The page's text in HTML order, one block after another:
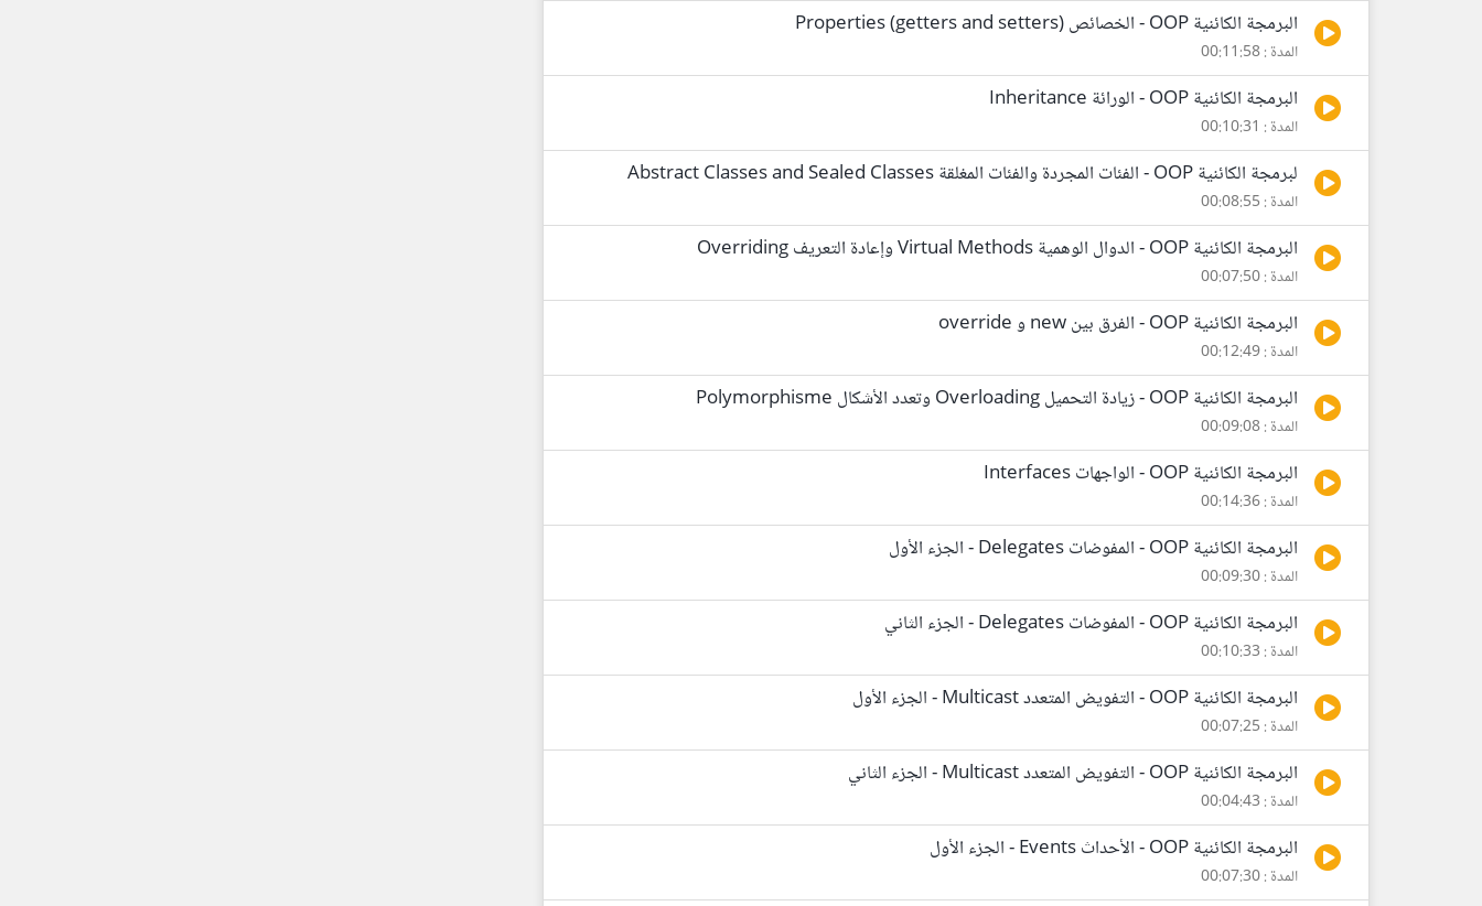
البرمجة الكائنية OOP - الخصائص Properties (getters and setters)
المدة : 00:11:58
البرمجة الكائنية OOP - الورائة Inheritance
المدة : 00:10:31
لبرمجة الكائنية OOP - الفئات المجردة والفئات المغلقة Abstract Classes and Sealed Classes
المدة : 00:08:55
البرمجة الكائنية OOP - الدوال الوهمية Virtual Methods وإعادة التعريف Overriding
المدة : 00:07:50
البرمجة الكائنية OOP - الفرق بين new و override
المدة : 00:12:49
البرمجة الكائنية OOP - زيادة التحميل Overloading وتعدد الأشكال Polymorphisme
المدة : 00:09:08
البرمجة الكائنية OOP - الواجهات Interfaces
المدة : 00:14:36
البرمجة الكائنية OOP - المفوضات Delegates - الجزء الأول
المدة : 00:09:30
البرمجة الكائنية OOP - المفوضات Delegates - الجزء الثاني
المدة : 00:10:33
البرمجة الكائنية OOP - التفويض المتعدد Multicast - الجزء الأول
المدة : 00:07:25
البرمجة الكائنية OOP - التفويض المتعدد Multicast - الجزء الثاني
المدة : 00:04:43
البرمجة الكائنية OOP - الأحداث Events - الجزء الأول
المدة : 00:07:30